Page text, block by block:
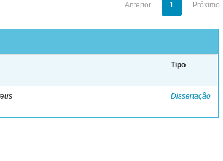
Anterior 1 Próximo
Tipo
Dissertação